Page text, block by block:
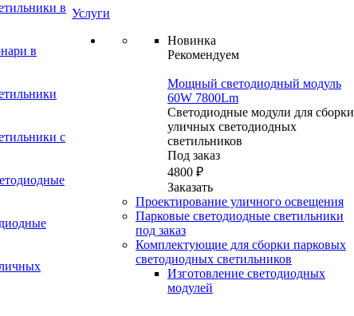
в
в
с
Услуги
Новинка
Рекомендуем
Мощный светодиодный модуль
60W 7800Lm
Светодиодные модули для сборки
уличных светодиодных
светильников
Под заказ
4800 ₽
Заказать
Проектирование уличного освещения
Парковые светодиодные светильники
под заказ
Комплектующие для сборки парковых
светодиодных светильников
Изготовление светодиодных
модулей